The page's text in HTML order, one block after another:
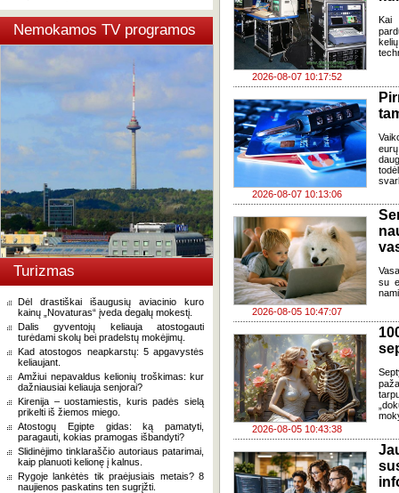
Nemokamos TV programos
Turizmas
Dėl drastiškai išaugusių aviacinio kuro
kainų „Novaturas“ įveda degalų mokestį.
Dalis gyventojų keliauja atostogauti
turėdami skolų bei pradelstų mokėjimų.
Kad atostogos neapkarstų: 5 apgavystės
keliaujant.
Amžiui nepavaldus kelionių troškimas: kur
dažniausiai keliauja senjorai?
Kirenija – uostamiestis, kuris padės sielą
prikelti iš žiemos miego.
Atostogų Egipte gidas: ką pamatyti,
paragauti, kokias pramogas išbandyti?
Slidinėjimo tinklaraščio autoriaus patarimai,
kaip planuoti kelionę į kalnus.
Rygoje lankėtės tik praėjusiais metais? 8
naujienos paskatins ten sugrįžti.
2026-08-07 10:17:52
Kai
2026-08-07 10:13:06
2026-08-05 10:47:07
su
2026-08-05 10:43:38